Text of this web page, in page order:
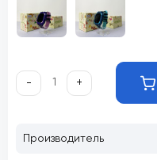
- +
Производитель